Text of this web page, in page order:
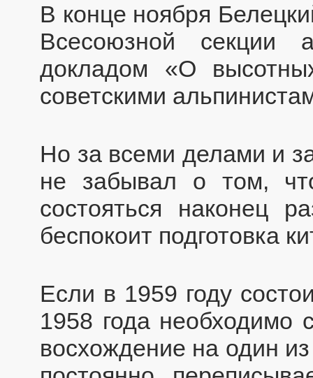
В конце ноября
Всесоюзной секции
докладом «О
советскими
Но за всеми делами и
не забывал о том,
состояться наконец
беспокоит подготовка
Если в 1959 году
1958 года необходимо
восхождение на один